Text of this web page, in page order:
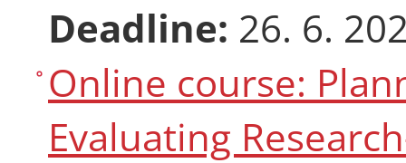
Deadline: 26. 6.
Online course:
Evaluating